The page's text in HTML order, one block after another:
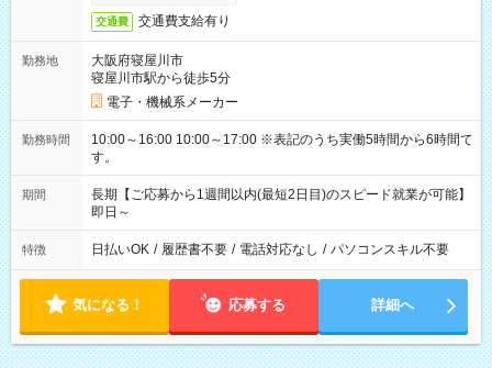
交通費 交通費支給有り
勤務地
大阪府寝屋川市
寝屋川市駅から徒歩5分
電子・機械系メーカー
勤務時間
10:00～16:00 10:00～17:00 ※表記のうち実働5時間から6時間で
す。
期間
長期【ご応募から1週間以内(最短2日目)のスピード就業が可能】
即日～
特徴 日払いOK / 履歴書不要 / 電話対応なし / パソコンスキル不要
気になる！ 応募する 詳細へ